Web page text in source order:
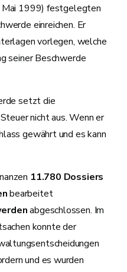
1999) festgelegten
einreichen. Er
vorlegen, welche
seiner Beschwerde
setzt die
nicht aus. Wenn er
gewährt und es kann
11.780 Dossiers
bearbeitet
abgeschlossen. Im
konnte der
und es wurden